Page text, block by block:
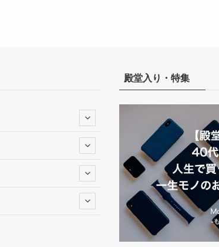
殿堂入り・特集